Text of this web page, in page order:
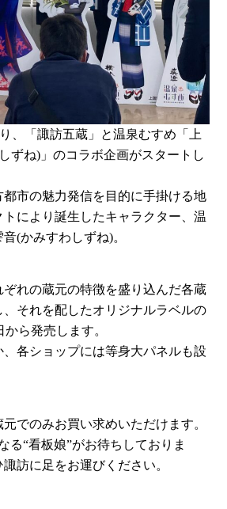
、「諏訪五蔵」と温泉むすめ「上
ずね)」のコラボ企画がスタートし
市の魅力発信を目的に手掛ける地
により誕生したキャラクター、温
(かみすわしずね)。
れの蔵元の特徴を盛り込んだ各蔵
それを配したオリジナルラベルの
から発売します。
、各ショップには等身大パネルも設
でのみお買い求めいただけます。
る“看板娘”がお待ちしておりま
訪に足をお運びください。